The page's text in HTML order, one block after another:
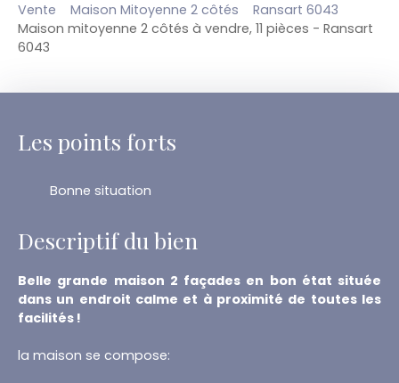
Vente Maison Mitoyenne 2 côtés
Ransart 6043
Maison mitoyenne 2 côtés à vendre, 11 pièces - Ransart
6043
Les points forts
Bonne situation
Descriptif du bien
Belle grande maison 2 façades en bon état située
dans un endroit calme et à proximité de toutes les
facilités !
la maison se compose: